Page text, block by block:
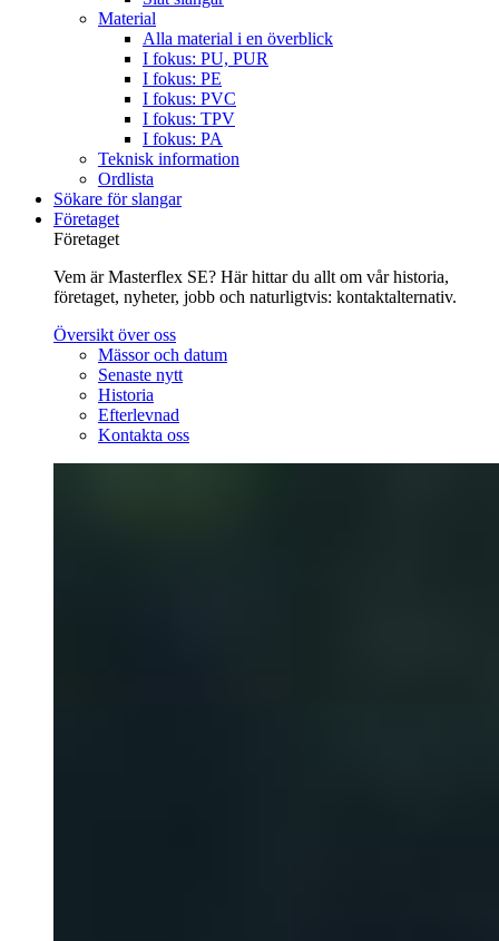
Material
Alla material i en överblick
I fokus: PU, PUR
I fokus: PE
I fokus: PVC
I fokus: TPV
I fokus: PA
Teknisk information
Ordlista
Sökare för slangar
Företaget
Företaget
Vem är Masterflex SE? Här hittar du allt om vår historia,
företaget, nyheter, jobb och naturligtvis: kontaktalternativ.
Översikt över oss
Mässor och datum
Senaste nytt
Historia
Efterlevnad
Kontakta oss